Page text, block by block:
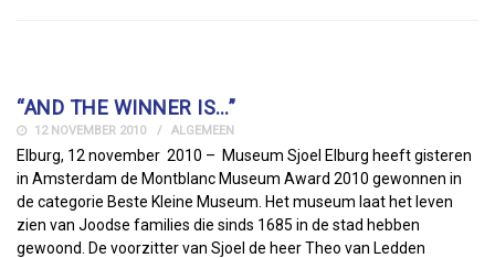
“AND THE WINNER IS…”
12 NOVEMBER 2010 ALGEMEEN
Elburg, 12 november 2010 – Museum Sjoel Elburg heeft gisteren
in Amsterdam de Montblanc Museum Award 2010 gewonnen in
de categorie Beste Kleine Museum. Het museum laat het leven
zien van Joodse families die sinds 1685 in de stad hebben
gewoond. De voorzitter van Sjoel de heer Theo van Ledden